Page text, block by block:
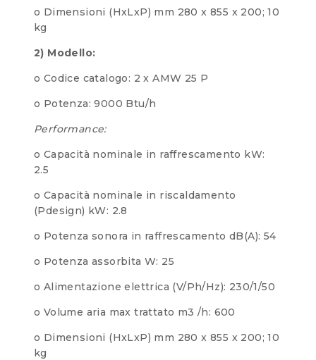
o Dimensioni (HxLxP) mm 280 x 855 x 200; 10
kg
2) Modello:
o Codice catalogo: 2 x AMW 25 P
o Potenza: 9000 Btu/h
Performance:
o Capacità nominale in raffrescamento kW:
2.5
o Capacità nominale in riscaldamento
(Pdesign) kW: 2.8
o Potenza sonora in raffrescamento dB(A): 54
o Potenza assorbita W: 25
o Alimentazione elettrica (V/Ph/Hz): 230/1/50
o Volume aria max trattato m3 /h: 600
o Dimensioni (HxLxP) mm 280 x 855 x 200; 10
kg